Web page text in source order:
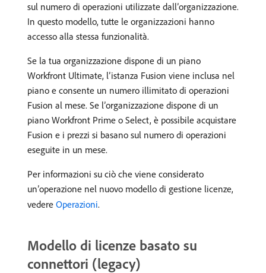
sul numero di operazioni utilizzate dall’organizzazione.
In questo modello, tutte le organizzazioni hanno
accesso alla stessa funzionalità.
Se la tua organizzazione dispone di un piano
Workfront Ultimate, l’istanza Fusion viene inclusa nel
piano e consente un numero illimitato di operazioni
Fusion al mese. Se l’organizzazione dispone di un
piano Workfront Prime o Select, è possibile acquistare
Fusion e i prezzi si basano sul numero di operazioni
eseguite in un mese.
Per informazioni su ciò che viene considerato
un’operazione nel nuovo modello di gestione licenze,
vedere Operazioni.
Modello di licenze basato su
connettori (legacy)